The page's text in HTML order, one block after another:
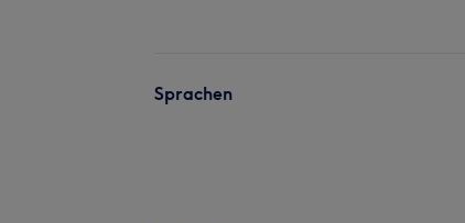
Sprachen